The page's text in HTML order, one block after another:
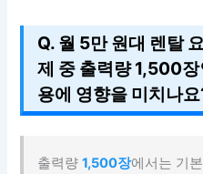
Q. 월 5만 원대 렌탈
제 중 출력량 1,500
용에 영향을 미치나
출력량1,500장에서는 기